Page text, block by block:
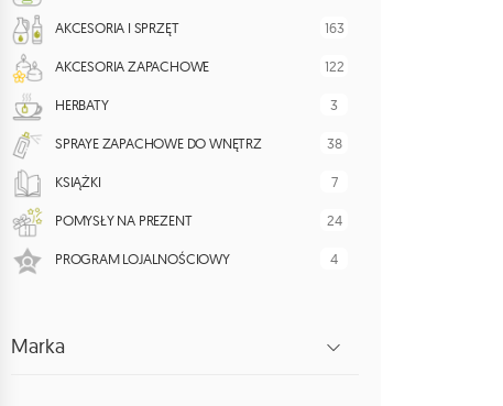
AKCESORIA I SPRZĘT 163
AKCESORIA ZAPACHOWE 122
HERBATY 3
SPRAYE ZAPACHOWE DO WNĘTRZ 38
KSIĄŻKI 7
POMYSŁY NA PREZENT 24
PROGRAM LOJALNOŚCIOWY 4
Marka